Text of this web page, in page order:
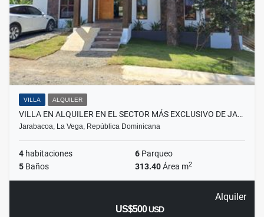
VILLA ALQUILER
VILLA EN ALQUILER EN EL SECTOR MÁS EXCLUSIVO DE JA…
Jarabacoa, La Vega, República Dominicana
4 habitaciones 6 Parqueo
5 Baños 313.40Área m2
Alquiler
US$500USD